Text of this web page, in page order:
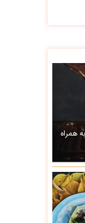
همراه